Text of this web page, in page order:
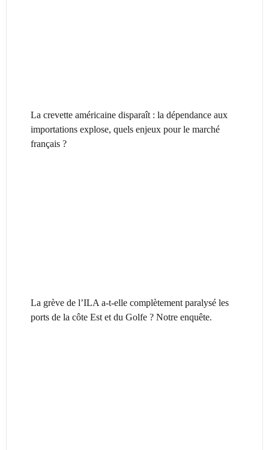
La crevette américaine disparaît : la dépendance aux
importations explose, quels enjeux pour le marché
français ?
La grève de l’ILA a-t-elle complètement paralysé les
ports de la côte Est et du Golfe ? Notre enquête.